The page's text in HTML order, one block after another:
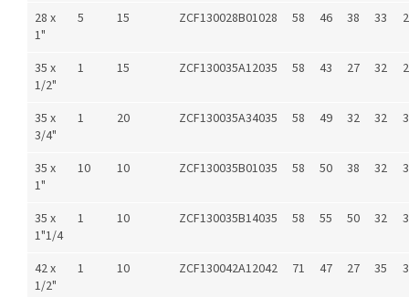
28 x
1"
5 15 ZCF130028B01028 58 46 38 33
35 x
1/2"
1 15 ZCF130035A12035 58 43 27 32
35 x
3/4"
1 20 ZCF130035A34035 58 49 32 32
35 x
1"
10 10 ZCF130035B01035 58 50 38 32
35 x
1"1/4
1 10 ZCF130035B14035 58 55 50 32
42 x
1/2"
1 10 ZCF130042A12042 71 47 27 35